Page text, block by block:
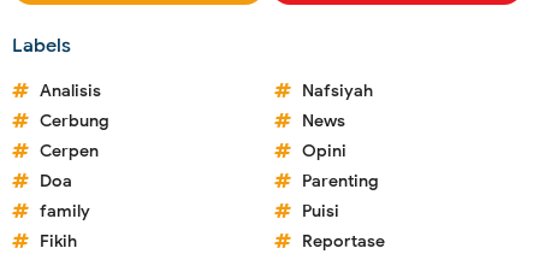
Labels
Analisis
Cerbung
Cerpen
Doa
family
Fikih
Nafsiyah
News
Opini
Parenting
Puisi
Reportase